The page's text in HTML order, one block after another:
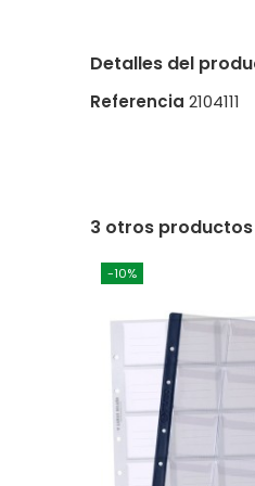
Detalles del
Referencia 2104111
3 otros
-10%